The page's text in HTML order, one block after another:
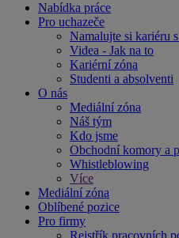
Nabídka práce
Pro uchazeče
Namalujte si kariéru
Videa - Jak na to
Kariérní zóna
Studenti a absolventi
O nás
Mediální zóna
Náš tým
Kdo jsme
Obchodní komory a
Whistleblowing
Více
Mediální zóna
Oblíbené pozice
Pro firmy
Rejstřík pracovních